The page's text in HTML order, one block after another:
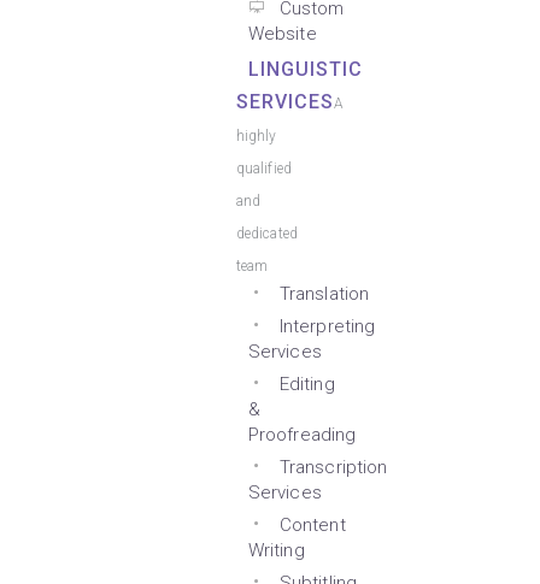
Custom
Website
LINGUISTIC
SERVICESA
highly
qualified
and
dedicated
team
Translation
Interpreting
Services
Editing
&
Proofreading
Transcription
Services
Content
Writing